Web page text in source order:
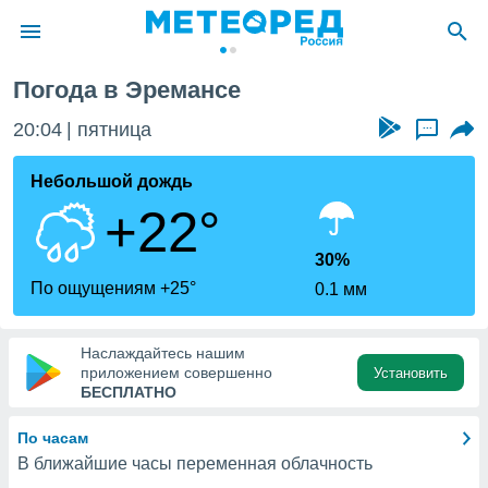
о
Вы можете
к этому
доступ
Погода в Эремансе
20:04 пятница ...
Небольшой дождь
+22°
По ощущениям +25°
30%
0.1 мм
Наслаждайтесь нашим
приложением совершенно
БЕСПЛАТНО
Установить
По часам
В ближайшие часы переменная облачность